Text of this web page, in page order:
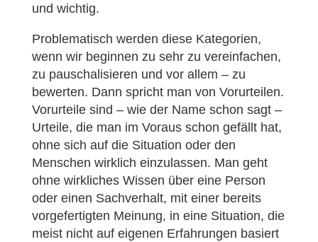
und wichtig.
Problematisch werden diese Kategorien,
wenn wir beginnen zu sehr zu vereinfachen,
zu pauschalisieren und vor allem – zu
bewerten. Dann spricht man von Vorurteilen.
Vorurteile sind – wie der Name schon sagt –
Urteile, die man im Voraus schon gefällt hat,
ohne sich auf die Situation oder den
Menschen wirklich einzulassen. Man geht
ohne wirkliches Wissen über eine Person
oder einen Sachverhalt, mit einer bereits
vorgefertigten Meinung, in eine Situation, die
meist nicht auf eigenen Erfahrungen basiert